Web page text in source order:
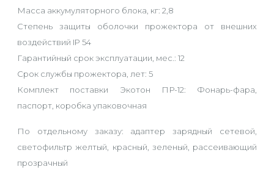
Масса аккумуляторного блока, кг: 2,8
Степень защиты оболочки прожектора от внешних
воздействий IP 54
Гарантийный срок эксплуатации, мес.: 12
Срок службы прожектора, лет: 5
Комплект поставки Экотон ПР-12: Фонарь-фара,
паспорт, коробка упаковочная
По отдельному заказу: адаптер зарядный сетевой,
светофильтр желтый, красный, зеленый, рассеивающий
прозрачный